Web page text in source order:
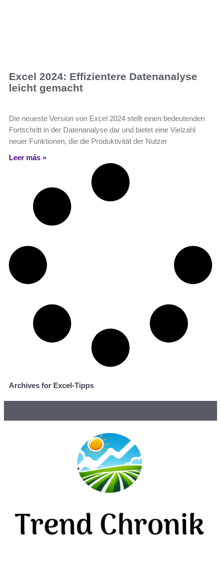
Excel 2024: Effizientere Datenanalyse
leicht gemacht
Die neueste Version von Excel 2024 stellt einen bedeutenden
Fortschritt in der Datenanalyse dar und bietet eine Vielzahl
neuer Funktionen, die die Produktivität der Nutzer
Leer más »
Archives for Excel-Tipps